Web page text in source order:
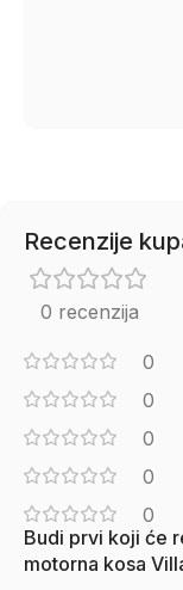
Recenzije
0 recenzija
0
0
0
0
0
Budi prvi koji će
motorna kosa